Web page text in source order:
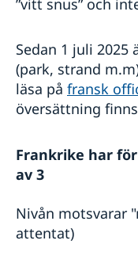
”vitt snus” och
Sedan 1 juli
(park, strand
läsa på fransk
översättning
Frankrike har
av 3
Nivån motsvarar
attentat)